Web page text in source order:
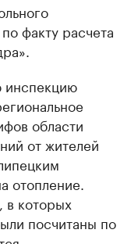
факту расчета
инспекцию
области
от жителей
отопление.
в которых
посчитаны по